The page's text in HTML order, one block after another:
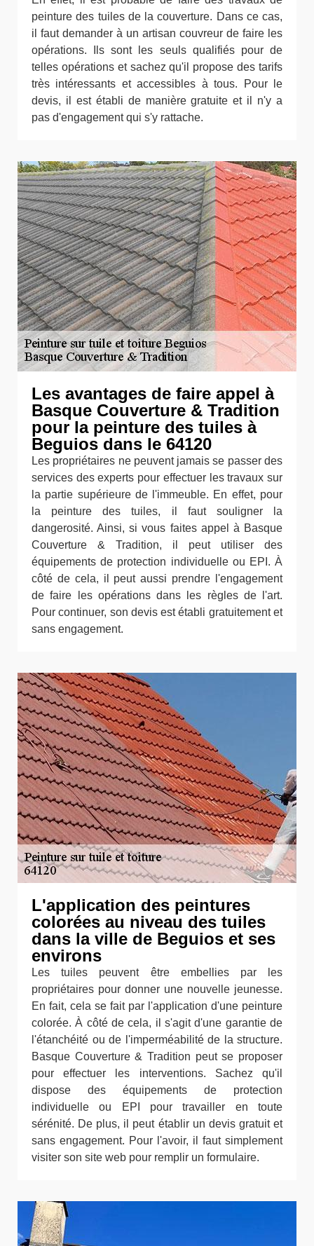
peinture des tuiles de la couverture. Dans ce cas,
il faut demander à un artisan couvreur de faire les
opérations. Ils sont les seuls qualifiés pour de
telles opérations et sachez qu'il propose des tarifs
très intéressants et accessibles à tous. Pour le
devis, il est établi de manière gratuite et il n'y a
pas d'engagement qui s'y rattache.
Les avantages de faire appel à
Basque Couverture & Tradition
pour la peinture des tuiles à
Beguios dans le 64120
Les propriétaires ne peuvent jamais se passer des
services des experts pour effectuer les travaux sur
la partie supérieure de l'immeuble. En effet, pour
la peinture des tuiles, il faut souligner la
dangerosité. Ainsi, si vous faites appel à Basque
Couverture & Tradition, il peut utiliser des
équipements de protection individuelle ou EPI. À
côté de cela, il peut aussi prendre l'engagement
de faire les opérations dans les règles de l'art.
Pour continuer, son devis est établi gratuitement et
sans engagement.
L'application des peintures
colorées au niveau des tuiles
dans la ville de Beguios et ses
environs
Les tuiles peuvent être embellies par les
propriétaires pour donner une nouvelle jeunesse.
En fait, cela se fait par l'application d'une peinture
colorée. À côté de cela, il s'agit d'une garantie de
l'étanchéité ou de l'imperméabilité de la structure.
Basque Couverture & Tradition peut se proposer
pour effectuer les interventions. Sachez qu'il
dispose des équipements de protection
individuelle ou EPI pour travailler en toute
sérénité. De plus, il peut établir un devis gratuit et
sans engagement. Pour l'avoir, il faut simplement
visiter son site web pour remplir un formulaire.